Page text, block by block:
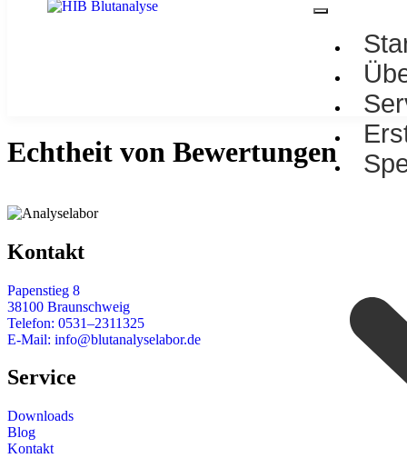
Echtheit von Bewertungen
Kontakt
Papenstieg 8
38100 Braunschweig
Telefon: 0531–2311325
E-Mail: info@blutanalyselabor.de
Service
Downloads
Blog
Kontakt